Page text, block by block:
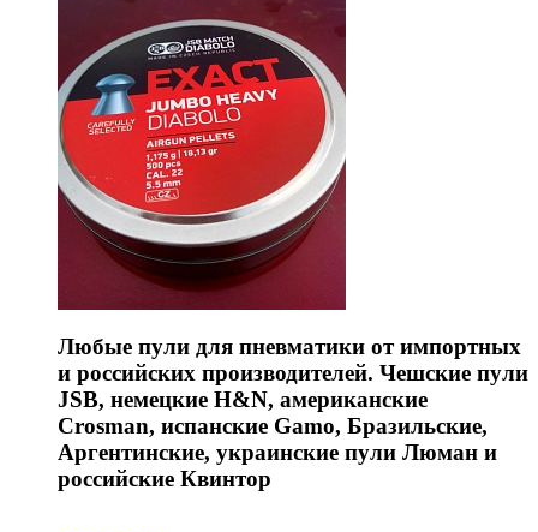
Любые пули для пневматики от импортных
и российских производителей. Чешские пули
JSB, немецкие H&N, американские
Crosman, испанские Gamo, Бразильские,
Аргентинские, украинские пули Люман и
российские Квинтор